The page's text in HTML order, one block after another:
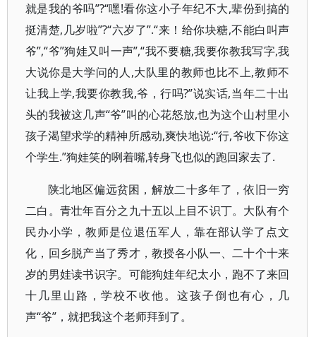
就是我的爷吗”?“嘿!看你这小子年纪不大,辈份到搞的
挺清楚,几岁啦”?“六岁了”.“来！给你块糖,不能白叫声
爷”,“爷”狗娃又叫一声”,“我不要糖,我要你教我写字,我
大说你是大学问的人,大队里的教师也比不上,教师不
让我上学,我要你教我,爷，行吗?”说实话,当年二十出
头的我被这几声“爷”叫的心花怒放,也为这个山村里小
孩子渴望求学的精神所感动,爽快地说:“行,爷收下你这
个学生.”狗娃笑的咧着嘴,转身飞也似的跑回家去了.
陕北地区偏远贫困，解放二十多年了，依旧一穷
二白。青壮年百分之九十五以上目不识丁。大队有个
民办小学，教师是位退伍军人，靠在部认学了点文
化，回乡脱产当了秀才，教授各小队一、二十个十来
岁的男娃读书识字。可能狗娃年纪太小，跑不了来回
十几里山路，学校不收他。这孩子倒也有心，几
声“爷”，就把我这个老师拜到了。